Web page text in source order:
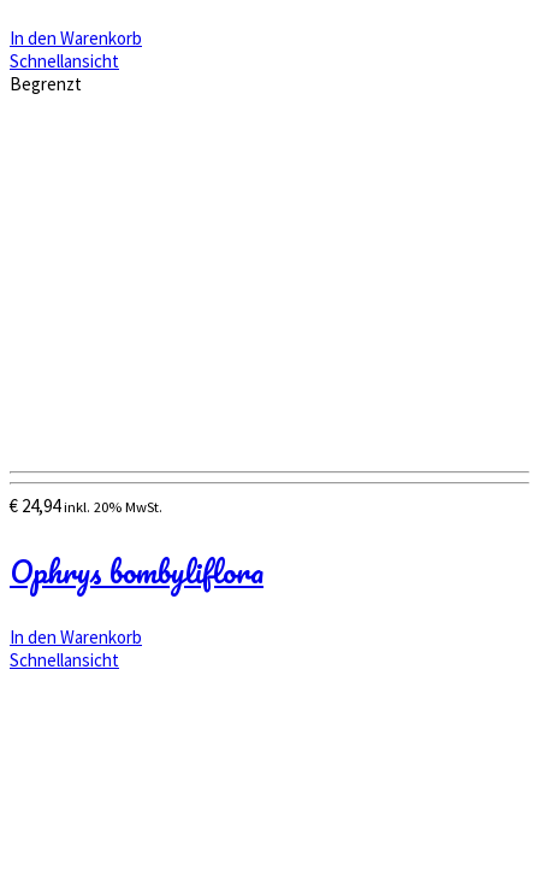
In den Warenkorb
Schnellansicht
Begrenzt
€ 24,94 inkl. 20% MwSt.
Ophrys bombyliflora
In den Warenkorb
Schnellansicht